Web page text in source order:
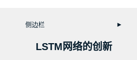
侧边栏 ►
LSTM网络的创新